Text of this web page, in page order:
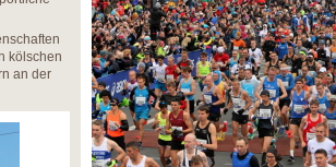
kölschen
an der